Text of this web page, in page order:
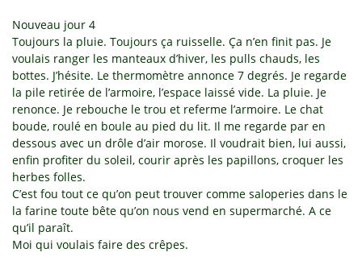
Nouveau jour 4
Toujours la pluie. Toujours ça ruisselle. Ça n’en finit pas. Je
voulais ranger les manteaux d’hiver, les pulls chauds, les
bottes. J’hésite. Le thermomètre annonce 7 degrés. Je regarde
la pile retirée de l’armoire, l’espace laissé vide. La pluie. Je
renonce. Je rebouche le trou et referme l’armoire. Le chat
boude, roulé en boule au pied du lit. Il me regarde par en
dessous avec un drôle d’air morose. Il voudrait bien, lui aussi,
enfin profiter du soleil, courir après les papillons, croquer les
herbes folles.
C’est fou tout ce qu’on peut trouver comme saloperies dans le
la farine toute bête qu’on nous vend en supermarché. A ce
qu’il paraît.
Moi qui voulais faire des crêpes.